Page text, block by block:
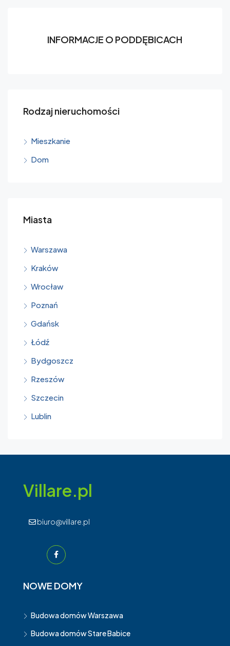
INFORMACJE O PODDĘBICACH
Rodzaj nieruchomości
Mieszkanie
Dom
Miasta
Warszawa
Kraków
Wrocław
Poznań
Gdańsk
Łódź
Bydgoszcz
Rzeszów
Szczecin
Lublin
Villare.pl
biuro@villare.pl
NOWE DOMY
Budowa domów Warszawa
Budowa domów Stare Babice